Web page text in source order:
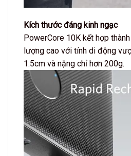
Kích thước đáng kinh ngạc
PowerCore 10K kết hợp
lượng cao với tính di động
1.5cm và nặng chỉ hơn 200g.